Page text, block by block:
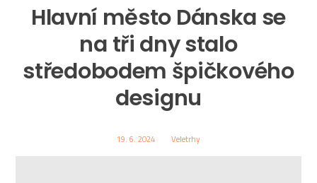
Hlavní město Dánska se
na tři dny stalo
středobodem špičkového
designu
19. 6. 2024 Veletrhy